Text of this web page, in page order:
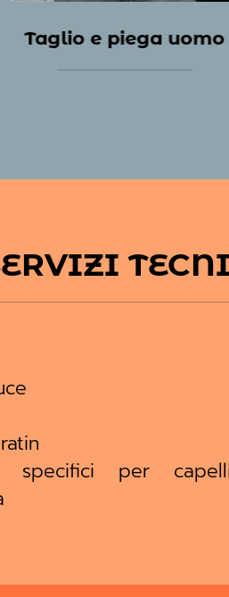
e piega uomo
specifici per